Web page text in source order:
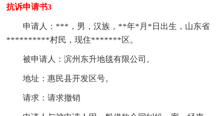
抗诉申请书3
申请人：***，男，汉族，**年*月*日出生，山东省
**********村民，现住*******区。
被申请人：滨州东升地毯有限公司。
地址：惠民县开发区号。
请求：请求撤销